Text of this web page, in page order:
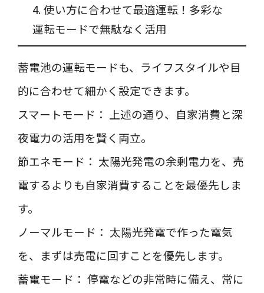
4. 使い方に合わせて最適運転！多彩な
運転モードで無駄なく活用
蓄電池の運転モードも、ライフスタイルや目
的に合わせて細かく設定できます。
スマートモード： 上述の通り、自家消費と深
夜電力の活用を賢く両立。
節エネモード： 太陽光発電の余剰電力を、売
電するよりも自家消費することを最優先しま
す。
ノーマルモード： 太陽光発電で作った電気
を、まずは売電に回すことを優先します。
蓄電モード： 停電などの非常時に備え、常に